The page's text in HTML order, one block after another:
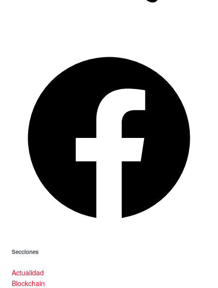
Secciones
Actualidad
Blockchain